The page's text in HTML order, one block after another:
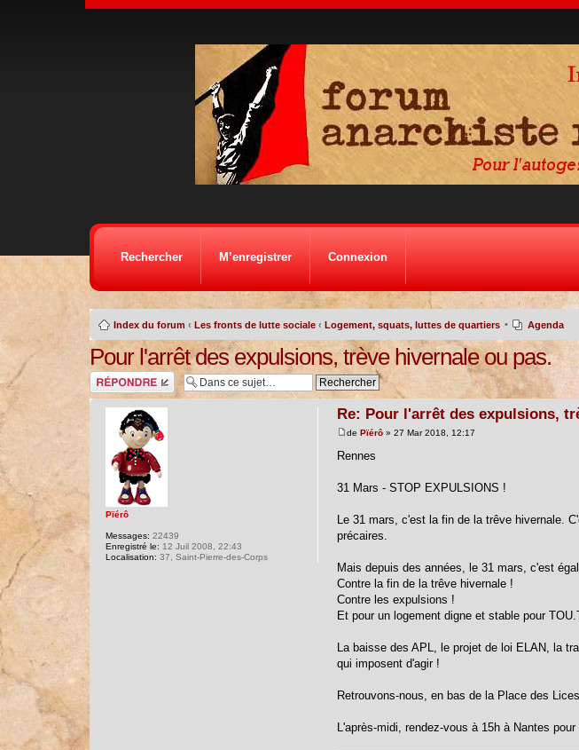
Rechercher M’enregistrer Connexion
Index du forum ‹ Les fronts de lutte sociale ‹ Logement, squats, luttes de quartiers • Agenda
Pour l'arrêt des expulsions, trève hivernale ou pas.
Répondre
Re: Pour l'arrêt des expulsions,
dePïérô » 27 Mar 2018, 12:17
Rennes
31 Mars - STOP EXPULSIONS !
Le 31 mars, c'est la fin de la trêve hivernale.
précaires.
Mais depuis des années, le 31 mars, c'est
Contre la fin de la trêve hivernale !
Contre les expulsions !
Et pour un logement digne et stable pour
La baisse des APL, le projet de loi ELAN, la
qui imposent d'agir !
Retrouvons-nous, en bas de la Place des
L'après-midi, rendez-vous à 15h à Nantes
Pïérô
Messages: 22439
Enregistré le: 12 Juil 2008, 22:43
Localisation: 37, Saint-Pierre-des-Corps